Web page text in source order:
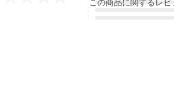
この商品に関するレ